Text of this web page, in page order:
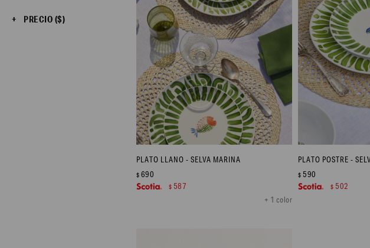
PLATO LLANO - SELVA MARINA
+ 1 color
$ 690
$ 587
PLATO POSTRE -
$ 590
$ 502
PRECIO ($)